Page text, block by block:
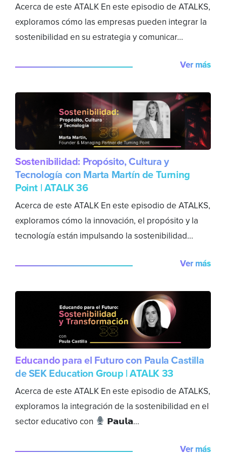
Acerca de este ATALK En este episodio de ATALKS,
exploramos cómo las empresas pueden integrar la
sostenibilidad en su estrategia y comunicar...
Ver más
Sostenibilidad: Propósito, Cultura y
Tecnología con Marta Martín de Turning
Point | ATALK 36
Acerca de este ATALK En este episodio de ATALKS,
exploramos cómo la innovación, el propósito y la
tecnología están impulsando la sostenibilidad...
Ver más
Educando para el Futuro con Paula Castilla
de SEK Education Group | ATALK 33
Acerca de este ATALK En este episodio de ATALKS,
exploramos la integración de la sostenibilidad en el
sector educativo con
𝗣𝗮𝘂𝗹𝗮...
Ver más